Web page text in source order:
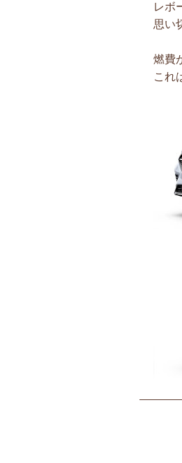
レボ
思い
燃費
これ